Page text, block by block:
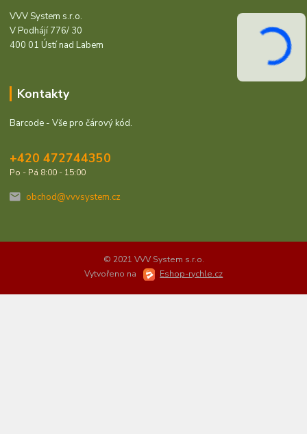
VVV System s.r.o.
V Podhájí 776/ 30
400 01 Ústí nad Labem
Kontakty
Barcode - Vše pro čárový kód.
+420 472744350
Po - Pá 8:00 - 15:00
obchod@vvvsystem.cz
© 2021 VVV System s.r.o.
Vytvořeno na
Eshop-rychle.cz